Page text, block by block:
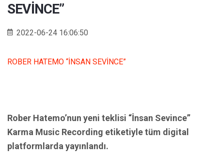
SEVİNCE”
2022-06-24 16:06:50
ROBER HATEMO “İNSAN SEVİNCE”
Rober Hatemo’nun yeni teklisi “İnsan Sevince”
Karma Music Recording etiketiyle tüm digital
platformlarda yayınlandı.